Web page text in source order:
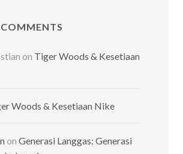
on Tiger Woods & Kesetiaan
Woods & Kesetiaan Nike
on Generasi Langgas: Generasi